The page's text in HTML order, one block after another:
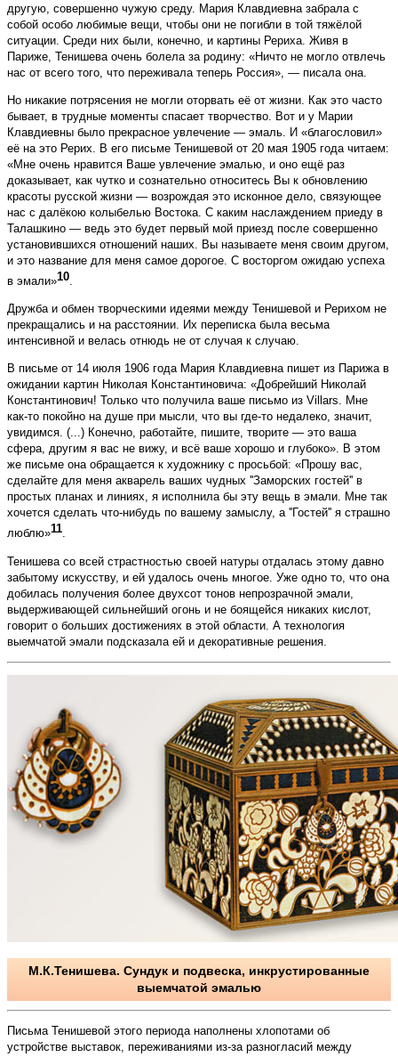
другую, совершенно чужую среду. Мария Клавдиевна забрала с
собой особо любимые вещи, чтобы они не погибли в той тяжёлой
ситуации. Среди них были, конечно, и картины Рериха. Живя в
Париже, Тенишева очень болела за родину: «Ничто не могло отвлечь
нас от всего того, что переживала теперь Россия», — писала она.
Но никакие потрясения не могли оторвать её от жизни. Как это часто
бывает, в трудные моменты спасает творчество. Вот и у Марии
Клавдиевны бы­ло прекрасное увлечение — эмаль. И «благословил»
её на это Рерих. В его письме Тенишевой от 20 мая 1905 года читаем:
«Мне очень нравится Ваше увлечение эмалью, и оно ещё раз
доказывает, как чутко и сознательно относитесь Вы к обновлению
красоты русской жизни — возрождая это исконное дело, связующее
нас с далёкою колыбелью Востока. С каким наслаждением приеду в
Талашкино — ведь это будет первый мой приезд после совершенно
установившихся отношений наших. Вы называете меня своим другом,
и это название для меня самое дорогое. С восторгом ожидаю успеха
в эмали»10.
Дружба и обмен творческими идеями между Тенишевой и Рерихом не
прекращались и на расстоянии. Их переписка была весьма
интенсивной и велась отнюдь не от случая к случаю.
В письме от 14 июля 1906 года Мария Клавдиевна пишет из Парижа в
ожидании картин Николая Константиновича: «Добрейший Николай
Константинович! Только что получила ваше письмо из Villars. Мне
как-то покойно на душе при мысли, что вы где-то недалеко, значит,
увидимся. (...) Конечно, работайте, пишите, творите — это ваша
сфера, другим я вас не вижу, и всё ваше хорошо и глубоко». В этом
же письме она обращается к художнику с просьбой: «Прошу вас,
сделайте для меня акварель ваших чудных ''Заморских гостей'' в
простых планах и линиях, я исполнила бы эту вещь в эмали. Мне так
хочется сделать что-нибудь по вашему замыслу, а ''Гостей'' я страшно
люблю»11.
Тенишева со всей страстностью своей натуры отдалась этому давно
забытому искусству, и ей удалось очень многое. Уже одно то, что она
добилась получения более двухсот тонов непрозрачной эмали,
выдерживающей сильнейший огонь и не боящейся никаких кислот,
говорит о больших достижениях в этой области. А технология
выемчатой эмали подсказала ей и декоративные решения.
М.К.Тенишева. Сундук и подвеска, инкрустированные
выемчатой эмалью
Письма Тенишевой этого периода наполнены хлопотами об
устройстве выставок, переживаниями из-за разногласий между